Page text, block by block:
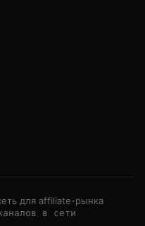
для affiliate-рынка
в сети